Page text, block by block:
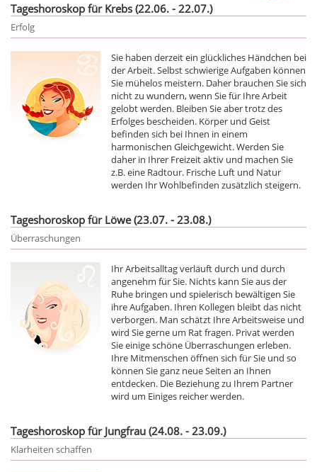
Tageshoroskop für Krebs (22.06. - 22.07.)
Erfolg
Sie haben derzeit ein glückliches Händchen bei
der Arbeit. Selbst schwierige Aufgaben können
Sie mühelos meistern. Daher brauchen Sie sich
nicht zu wundern, wenn Sie für Ihre Arbeit
gelobt werden. Bleiben Sie aber trotz des
Erfolges bescheiden. Körper und Geist
befinden sich bei Ihnen in einem
harmonischen Gleichgewicht. Werden Sie
daher in Ihrer Freizeit aktiv und machen Sie
z.B. eine Radtour. Frische Luft und Natur
werden Ihr Wohlbefinden zusätzlich steigern.
Tageshoroskop für Löwe (23.07. - 23.08.)
Überraschungen
Ihr Arbeitsalltag verläuft durch und durch
angenehm für Sie. Nichts kann Sie aus der
Ruhe bringen und spielerisch bewältigen Sie
ihre Aufgaben. Ihren Kollegen bleibt das nicht
verborgen. Man schätzt Ihre Arbeitsweise und
wird Sie gerne um Rat fragen. Privat werden
Sie einige schöne Überraschungen erleben.
Ihre Mitmenschen öffnen sich für Sie und so
können Sie ganz neue Seiten an Ihnen
entdecken. Die Beziehung zu Ihrem Partner
wird um Einiges reicher werden.
Tageshoroskop für Jungfrau (24.08. - 23.09.)
Klarheiten schaffen